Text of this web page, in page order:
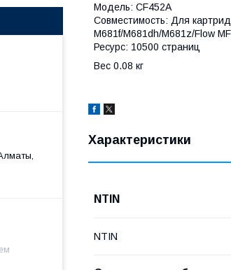
Модель: CF452A
Совместимость: Для
M681f/M681dh/M681z/Flow
Ресурс: 10500 страниц
Вес 0.08 кг
Характеристики
NTIN
NTIN